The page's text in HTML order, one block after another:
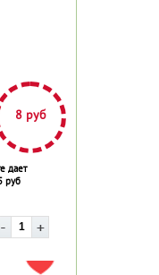
8 руб
дает
руб
ДОБАВИТЬ В ИЗБРАННОЕ